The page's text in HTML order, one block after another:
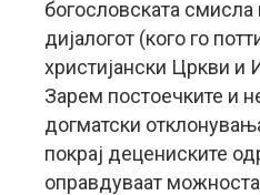
богословската
дијалогот (кого го
христијански Цркви и
Зарем постоечките и
догматски
покрај децениските
оправдуваат